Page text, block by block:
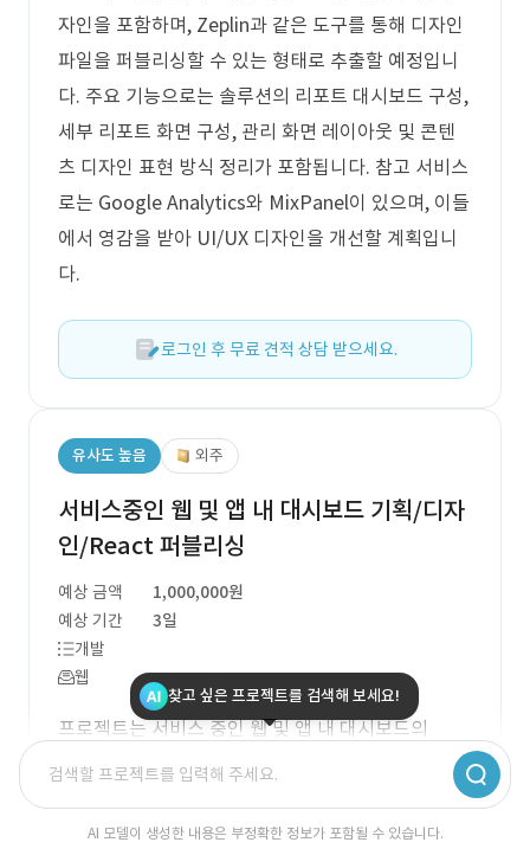
자인을 포함하며, Zeplin과 같은 도구를 통해 디자인
파일을 퍼블리싱할 수 있는 형태로 추출할 예정입니
다. 주요 기능으로는 솔루션의 리포트 대시보드 구성,
세부 리포트 화면 구성, 관리 화면 레이아웃 및 콘텐
츠 디자인 표현 방식 정리가 포함됩니다. 참고 서비스
로는 Google Analytics와 MixPanel이 있으며, 이들
에서 영감을 받아 UI/UX 디자인을 개선할 계획입니
다.
로그인 후 무료 견적 상담 받으세요.
유사도 높음 외주
서비스중인 웹 및 앱 내 대시보드 기획/디자
인/React 퍼블리싱
예상 금액
1,000,000원
예상 기간
3일
개발
웹
프로젝트는 서비스 중인 웹 및 앱 내 대시보드의
UI/UX 기획, 디자인 및 React 퍼블리싱을 목표로 하
고 있습니다. 핵심 기술 스택으로는 Figma를 통한 디
자인 작업과 React, HTML, CSS를 활용한 퍼블리싱
찾고 싶은 프로젝트를 검색해 보세요!
AI 모델이 생성한 내용은 부정확한 정보가 포함될 수 있습니다.